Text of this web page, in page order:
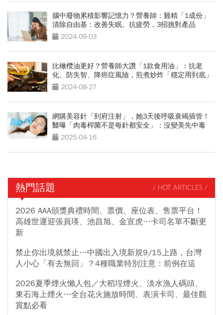
腦中廢物累積影響記憶力？營養師：雞精「1成份」
清除自由基：改善失眠、抗疲勞，3招挑對產品
2024-09-03
比橄欖油更好？營養師大讚「1款食用油」：抗老
化、防失智、降癌症風險，煎煮炒炸「穩定用到底」
2024-08-27
網購美容針「到府注射」，她3天後呼吸衰竭插管！
醫曝「肉毒桿菌不是每針都安全」：沒變美先中毒
2025-04-16
熱門話題 / HOT ARTICLES /
2026 AAA頒獎典禮時間、票價、座位表、售票平台！
高雄世運迎張員瑛、池昌旭、金宣虎…卡司名單不斷更
新
禁止你出境就禁止…中國出入境新規9/15上路，台灣
人小心「有去無回」？4種職業特別注意：前例在這
2026夏季煙火懶人包／大稻埕煙火、淡水漁人碼頭、
東石海上煙火…全台花火施放時間、表演卡司、最佳觀
賞點必看